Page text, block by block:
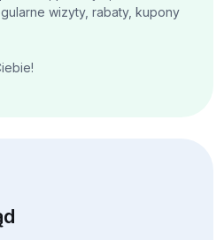
wizyty, rabaty, kupony